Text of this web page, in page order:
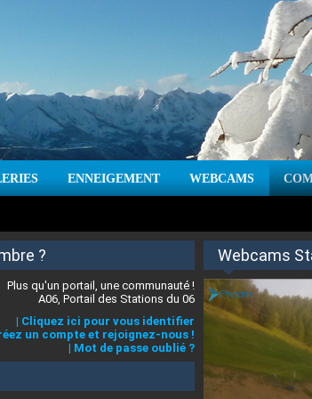
ENNEIGEMENT WEBCAMS
?
Plus qu'un portail, une communauté !
A06, Portail des Stations du 06
| Cliquez ici pour vous identifier
un compte et rejoignez-nous !
| Mot de passe oublié ?
Webcams